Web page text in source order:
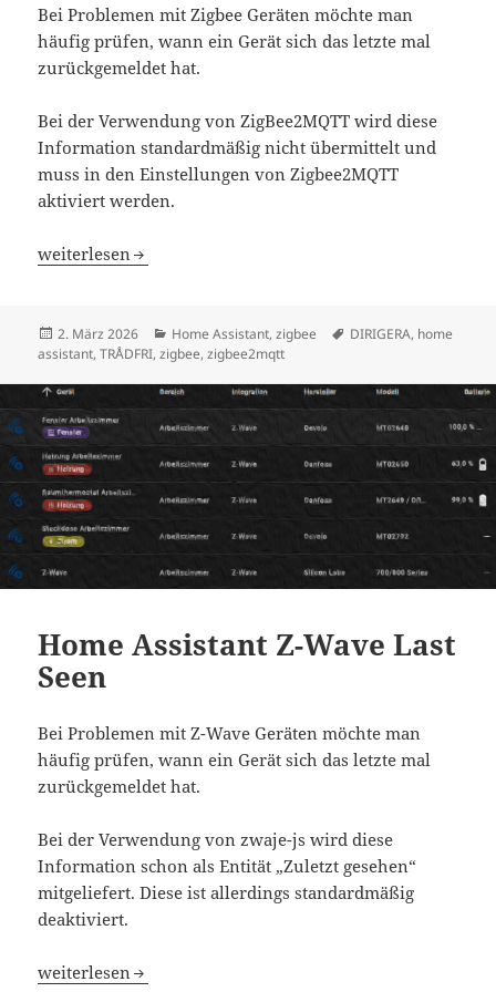
Bei Problemen mit Zigbee Geräten möchte man
häufig prüfen, wann ein Gerät sich das letzte mal
zurückgemeldet hat.
Bei der Verwendung von ZigBee2MQTT wird diese
Information standardmäßig nicht übermittelt und
muss in den Einstellungen von Zigbee2MQTT
aktiviert werden.
Home Assistant Zigbee Last Seen
weiterlesen
Veröffentlicht
am
2. März 2026 Kategorien
Home Assistant,zigbee Schlagwörter
DIRIGERA, home
assistant,TRÅDFRI,zigbee,zigbee2mqtt
Home Assistant Z-Wave Last
Seen
Bei Problemen mit Z-Wave Geräten möchte man
häufig prüfen, wann ein Gerät sich das letzte mal
zurückgemeldet hat.
Bei der Verwendung von zwaje-js wird diese
Information schon als Entität „Zuletzt gesehen“
mitgeliefert. Diese ist allerdings standardmäßig
deaktiviert.
Home Assistant Z-Wave Last Seen
weiterlesen